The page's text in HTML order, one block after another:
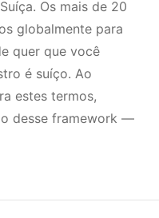
Os mais de 20
globalmente para
quer que você
é suíço. Ao
estes termos,
desse framework —